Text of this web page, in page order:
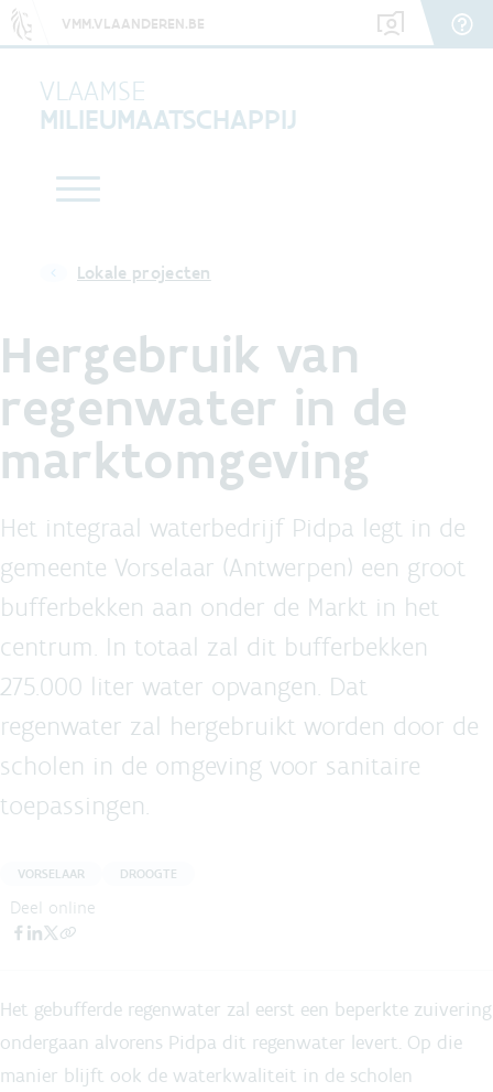
VMM.VLAANDEREN.BE
VLAAMSE
MILIEUMAATSCHAPPIJ
Lokale projecten
Hergebruik van
regenwater in de
marktomgeving
Het integraal waterbedrijf Pidpa legt in de
gemeente Vorselaar (Antwerpen) een groot
bufferbekken aan onder de Markt in het
centrum. In totaal zal dit bufferbekken
275.000 liter water opvangen. Dat
regenwater zal hergebruikt worden door de
scholen in de omgeving voor sanitaire
toepassingen.
VORSELAAR DROOGTE
Deel online
Het gebufferde regenwater zal eerst een beperkte zuivering
ondergaan alvorens Pidpa dit regenwater levert. Op die
manier blijft ook de waterkwaliteit in de scholen